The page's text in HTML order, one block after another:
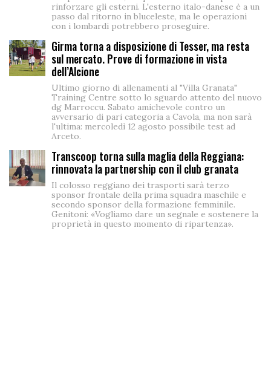
rinforzare gli esterni. L'esterno italo-danese è a un
passo dal ritorno in bluceleste, ma le operazioni
con i lombardi potrebbero proseguire.
Girma torna a disposizione di Tesser, ma resta
sul mercato. Prove di formazione in vista
dell’Alcione
Ultimo giorno di allenamenti al "Villa Granata"
Training Centre sotto lo sguardo attento del nuovo
dg Marroccu. Sabato amichevole contro un
avversario di pari categoria a Cavola, ma non sarà
l'ultima: mercoledì 12 agosto possibile test ad
Arceto.
Transcoop torna sulla maglia della Reggiana:
rinnovata la partnership con il club granata
Il colosso reggiano dei trasporti sarà terzo
sponsor frontale della prima squadra maschile e
secondo sponsor della formazione femminile.
Genitoni: «Vogliamo dare un segnale e sostenere la
proprietà in questo momento di ripartenza».